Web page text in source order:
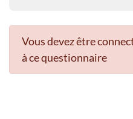
Vous devez être
à ce questionnaire